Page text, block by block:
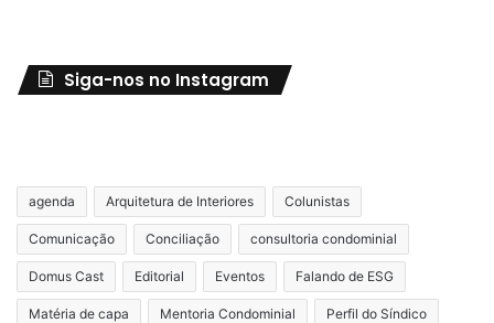
Siga-nos no Instagram
agenda Arquitetura de Interiores Colunistas
Comunicação Conciliação consultoria condominial
Domus Cast Editorial Eventos Falando de ESG
Matéria de capa Mentoria Condominial Perfil do Síndico